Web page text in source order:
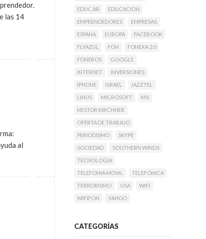
las 14
al
EDUC.AR
EDUCACION
EMPRENDEDORES
EMPRESAS
ESPAÑA
EUROPA
FACEBOOK
FLYAZUL
FON
FONERA 2.0
FONEROS
GOOGLE
INTERNET
INVERSIONES
IPHONE
ISRAEL
JAZZTEL
LINUS
MICROSOFT
MV
NESTOR KIRCHNER
OFERTA DE TRABAJO
PERIODISMO
SKYPE
SOCIEDAD
SOUTHERN WINDS
TECNOLOGIA
TELEFONIA MOVIL
TELEFÓNICA
TERRORISMO
USA
WIFI
WIFIFON
YAHOO
CATEGORÍAS